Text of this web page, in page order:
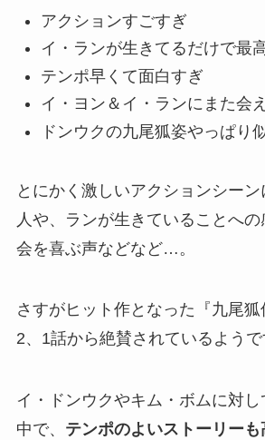
アクションすごすぎ
イ・ランが生きてるだけで最
テンポ早くて面白すぎ
イ・ヨン＆イ・ランにまた会
ドンウクの九尾狐姿やっぱり
とにかく激しいアクションシー
人や、ランが生きていることへ
会を喜ぶ声などなど…。
さすがヒット作となった『九尾
2、1話から絶賛されているようで
イ・ドンウクやキム・ボムに対
中で、 テンポのよいストーリー